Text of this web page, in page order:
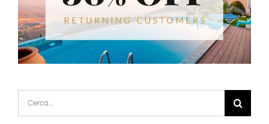
Cerca
per: